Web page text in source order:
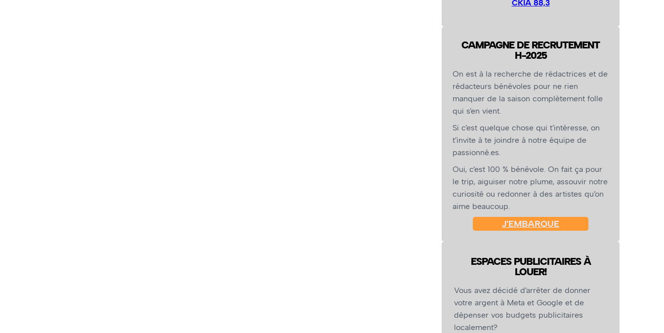
CKIA 88,3
CAMPAGNE DE RECRUTEMENT
H-2025
On est à la recherche de rédactrices et de
rédacteurs bénévoles pour ne rien
manquer de la saison complètement folle
qui s’en vient.
Si c’est quelque chose qui t’intéresse, on
t’invite à te joindre à notre équipe de
passionné.es.
Oui, c’est 100 % bénévole. On fait ça pour
le trip, aiguiser notre plume, assouvir notre
curiosité ou redonner à des artistes qu’on
aime beaucoup.
J’EMBARQUE
ESPACES PUBLICITAIRES À
LOUER!
Vous avez décidé d’arrêter de donner
votre argent à Meta et Google et de
dépenser vos budgets publicitaires
localement?